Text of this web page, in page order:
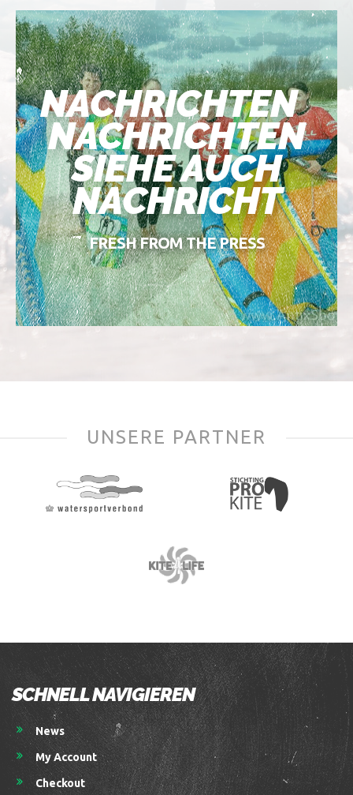
NACHRICHTEN
NACHRICHTEN
SIEHE AUCH
NACHRICHT
FRESH FROM THE PRESS
UNSERE PARTNER
SCHNELL NAVIGIEREN
News
My Account
Checkout